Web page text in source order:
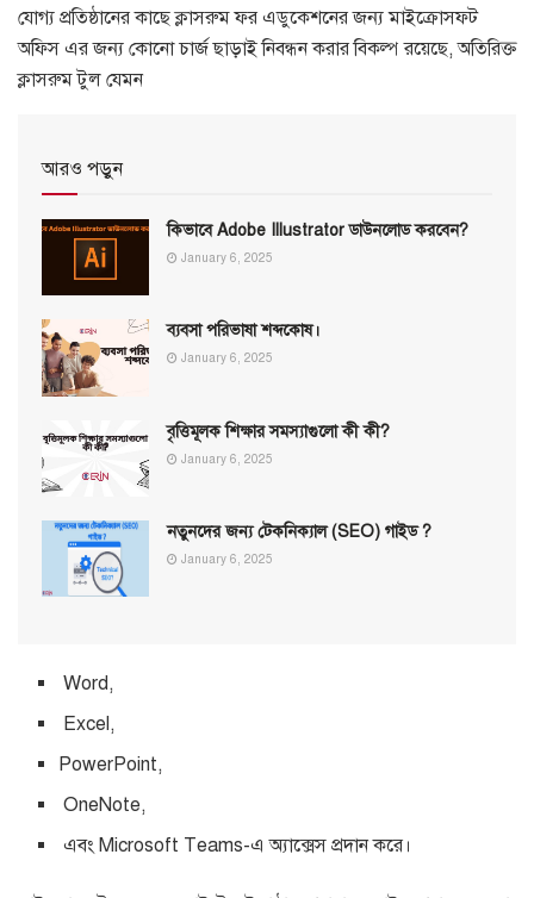
যোগ্য প্রতিষ্ঠানের কাছে ক্লাসরুম ফর এডুকেশনের জন্য মাইক্রোসফট
অফিস এর জন্য কোনো চার্জ ছাড়াই নিবন্ধন করার বিকল্প রয়েছে, অতিরিক্ত
ক্লাসরুম টুল যেমন
আরও পড়ুন
কিভাবে Adobe Illustrator ডাউনলোড করবেন?
January 6, 2025
ব্যবসা পরিভাষা শব্দকোষ।
January 6, 2025
বৃত্তিমূলক শিক্ষার সমস্যাগুলো কী কী?
January 6, 2025
নতুনদের জন্য টেকনিক্যাল (SEO) গাইড ?
January 6, 2025
Word,
Excel,
PowerPoint,
OneNote,
এবং Microsoft Teams-এ অ্যাক্সেস প্রদান করে।